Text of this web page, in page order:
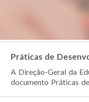
Práticas de
A Direção-Geral da
documento Práticas